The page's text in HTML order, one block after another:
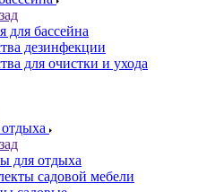
для бассейна
дезинфекции
для очистки и ухода
для отдыха
садовой мебели